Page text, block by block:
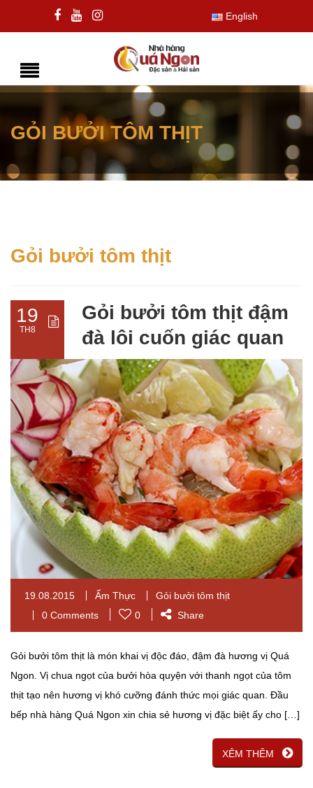
English
GỎI BƯỞI TÔM THỊT
Gỏi bưởi tôm thịt
19
TH8
Gỏi bưởi tôm thịt đậm
đà lôi cuốn giác quan
19.08.2015 Ẩm Thực
Gỏi bưởi tôm thịt
0 Comments
0 Share
Gỏi bưởi tôm thịt là món khai vị độc đáo, đậm đà hương vị Quá
Ngon. Vị chua ngọt của bưởi hòa quyện với thanh ngọt của tôm
thịt tạo nên hương vị khó cưỡng đánh thức mọi giác quan. Đầu
bếp nhà hàng Quá Ngon xin chia sẻ hương vị đặc biệt ấy cho […]
XÊM THÊM